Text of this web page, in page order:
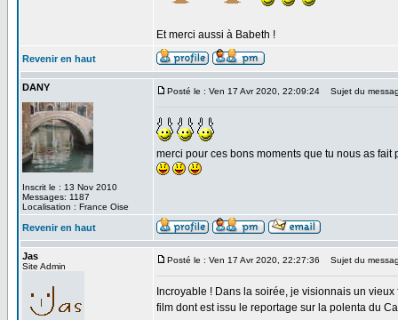
Et merci aussi à Babeth !
Revenir en haut
DANY
Inscrit le : 13 Nov 2010
Messages: 1187
Localisation : France Oise
Posté le : Ven 17 Avr 2020, 22:09:24 Sujet du
merci pour ces bons moments que tu nous as fait
Revenir en haut
Jas
Site Admin
Posté le : Ven 17 Avr 2020, 22:27:36 Sujet du
Incroyable ! Dans la soirée, je visionnais un
film dont est issu le reportage sur la polenta du